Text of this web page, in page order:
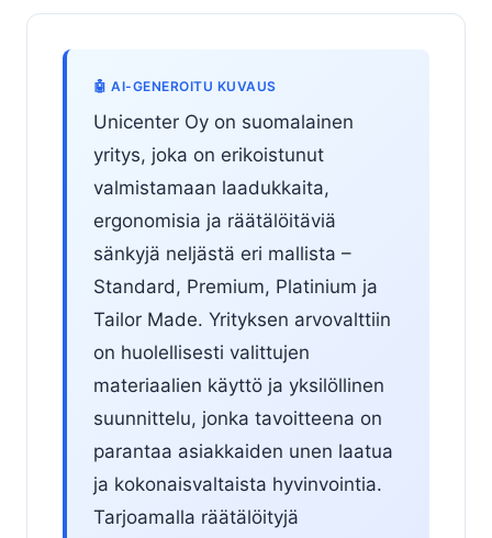
🤖 AI-GENEROITU KUVAUS
Unicenter Oy on suomalainen
yritys, joka on erikoistunut
valmistamaan laadukkaita,
ergonomisia ja räätälöitäviä
sänkyjä neljästä eri mallista –
Standard, Premium, Platinium ja
Tailor Made. Yrityksen arvovalttiin
on huolellisesti valittujen
materiaalien käyttö ja yksilöllinen
suunnittelu, jonka tavoitteena on
parantaa asiakkaiden unen laatua
ja kokonaisvaltaista hyvinvointia.
Tarjoamalla räätälöityjä